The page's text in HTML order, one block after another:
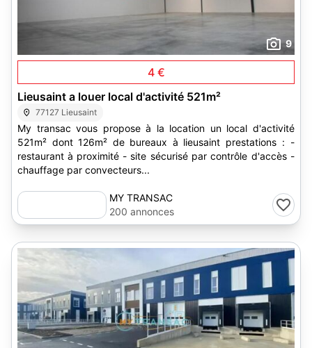
9
4 €
Lieusaint a louer local d'activité 521m²
77127 Lieusaint
My transac vous propose à la location un local d'activité
521m² dont 126m² de bureaux à lieusaint prestations : -
restaurant à proximité - site sécurisé par contrôle d'accès -
chauffage par convecteurs...
MY TRANSAC
200 annonces